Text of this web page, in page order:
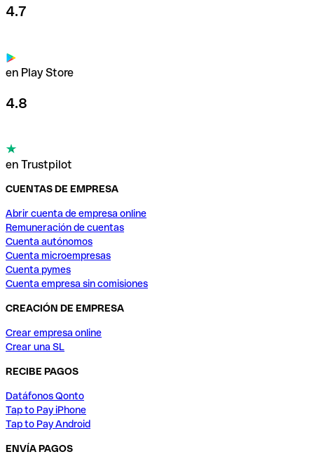
4.7
en Play Store
4.8
en Trustpilot
CUENTAS DE EMPRESA
Abrir cuenta de empresa online
Remuneración de cuentas
Cuenta autónomos
Cuenta microempresas
Cuenta pymes
Cuenta empresa sin comisiones
CREACIÓN DE EMPRESA
Crear empresa online
Crear una SL
RECIBE PAGOS
Datáfonos Qonto
Tap to Pay iPhone
Tap to Pay Android
ENVÍA PAGOS